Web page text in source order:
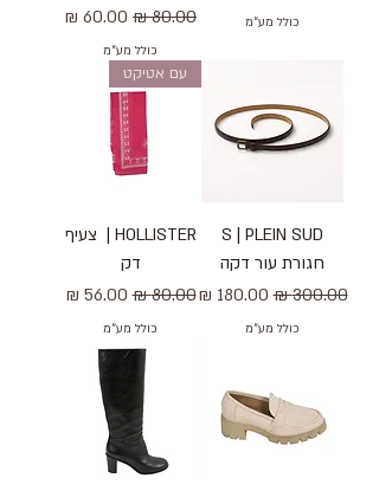
כולל מע״מ
מחיר רגיל מחיר מבצע
כולל מע״מ
S | PLEIN SUD
חגורת עור דקה
מחיר רגיל‏300.00 ‏₪ מחיר מבצע
כולל מע״מ
עם אטיקט
HOLLISTER | ‏ צעיף
דק
מחיר רגיל‏80.00 ‏₪ מחיר מבצע
כולל מע״מ